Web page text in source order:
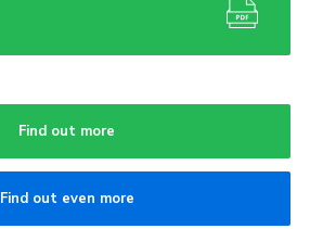
Find out more
Find out even more